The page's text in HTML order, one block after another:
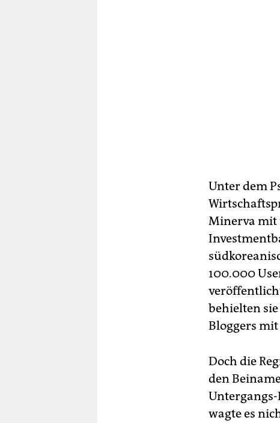
Unter dem
Minerva mit
100.000
behielten
Bloggers
Doch die
den
wagte es